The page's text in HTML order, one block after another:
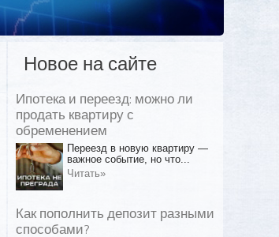
Новое на сайте
Ипотека и переезд: можно ли
продать квартиру с
обременением
Переезд в новую квартиру —
важное событие, но что...
Читать»
Как пополнить депозит разными
способами?